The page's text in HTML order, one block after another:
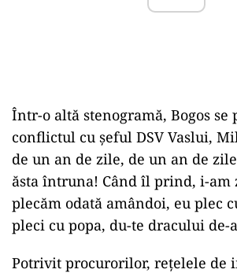
Într-o altă stenogramă, Bogos se
conflictul cu șeful DSV Vaslui,
de un an de zile, de un an de
ăsta întruna! Când îl prind, i-am
plecăm odată amândoi, eu plec
pleci cu popa, du-te dracului de-
Potrivit procurorilor, rețelele de